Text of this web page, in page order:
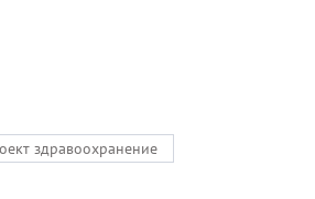
здравоохранение